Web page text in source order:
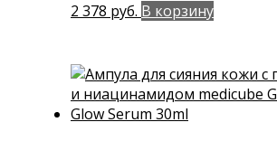
2 378 руб. В корзину